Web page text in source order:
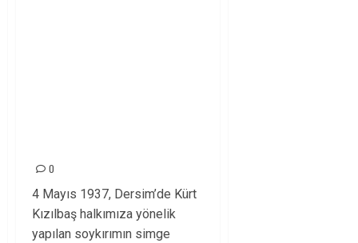
0
4 Mayıs 1937, Dersim’de Kürt
Kızılbaş halkımıza yönelik
yapılan soykırımın simge